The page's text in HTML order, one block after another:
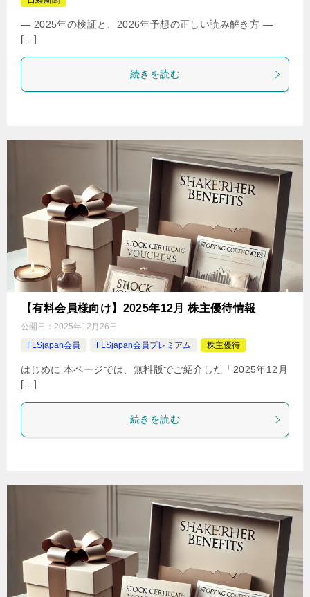
― 2025年の検証と、2026年予想の正しい読み解き方 ―
[…]
続きを読む
【有料会員様向け】2025年12月 株主優待情報
公開日： 2025年12月26日
FLSjapan会員
FLSjapan会員プレミアム 株主優待
はじめに 本ページでは、無料版でご紹介した「2025年12月
[…]
続きを読む